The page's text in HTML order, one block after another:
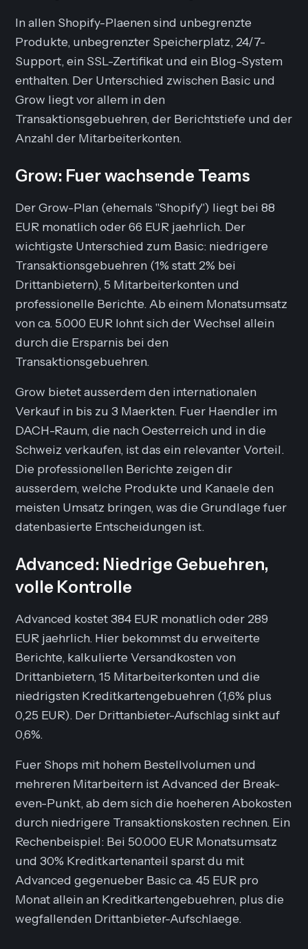
In allen Shopify-Plaenen sind unbegrenzte
Produkte, unbegrenzter Speicherplatz, 24/7-
Support, ein SSL-Zertifikat und ein Blog-System
enthalten. Der Unterschied zwischen Basic und
Grow liegt vor allem in den
Transaktionsgebuehren, der Berichtstiefe und der
Anzahl der Mitarbeiterkonten.
Grow: Fuer wachsende Teams
Der Grow-Plan (ehemals "Shopify") liegt bei 88
EUR monatlich oder 66 EUR jaehrlich. Der
wichtigste Unterschied zum Basic: niedrigere
Transaktionsgebuehren (1% statt 2% bei
Drittanbietern), 5 Mitarbeiterkonten und
professionelle Berichte. Ab einem Monatsumsatz
von ca. 5.000 EUR lohnt sich der Wechsel allein
durch die Ersparnis bei den
Transaktionsgebuehren.
Grow bietet ausserdem den internationalen
Verkauf in bis zu 3 Maerkten. Fuer Haendler im
DACH-Raum, die nach Oesterreich und in die
Schweiz verkaufen, ist das ein relevanter Vorteil.
Die professionellen Berichte zeigen dir
ausserdem, welche Produkte und Kanaele den
meisten Umsatz bringen, was die Grundlage fuer
datenbasierte Entscheidungen ist.
Advanced: Niedrige Gebuehren,
volle Kontrolle
Advanced kostet 384 EUR monatlich oder 289
EUR jaehrlich. Hier bekommst du erweiterte
Berichte, kalkulierte Versandkosten von
Drittanbietern, 15 Mitarbeiterkonten und die
niedrigsten Kreditkartengebuehren (1,6% plus
0,25 EUR). Der Drittanbieter-Aufschlag sinkt auf
0,6%.
Fuer Shops mit hohem Bestellvolumen und
mehreren Mitarbeitern ist Advanced der Break-
even-Punkt, ab dem sich die hoeheren Abokosten
durch niedrigere Transaktionskosten rechnen. Ein
Rechenbeispiel: Bei 50.000 EUR Monatsumsatz
und 30% Kreditkartenanteil sparst du mit
Advanced gegenueber Basic ca. 45 EUR pro
Monat allein an Kreditkartengebuehren, plus die
wegfallenden Drittanbieter-Aufschlaege.